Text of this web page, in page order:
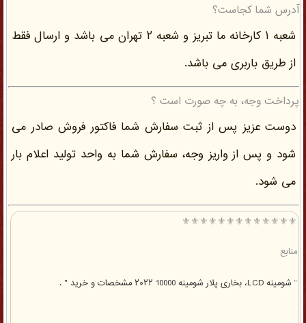
آدرس شما کجاست؟
شعبه ۱ کارخانه ما تبریز و شعبه ۲ تهران می باشد و ارسال فقط
از طریق باربری می باشد.
پرداخت وجه، به چه صورت است ؟
دوست عزیز پس از ثبت سفارش شما فاکتور فروش صادر می
شود و پس از واریز وجه، سفارش شما به واحد تولید اعلام بار
می شود.
⚜️⚜️⚜️⚜️⚜️⚜️⚜️⚜️⚜️⚜️⚜️⚜️⚜️
منابع
" شومینه LCD، بخاری پلار شومینه 10000 ۲۰۲۲ مشخصات و خرید " .